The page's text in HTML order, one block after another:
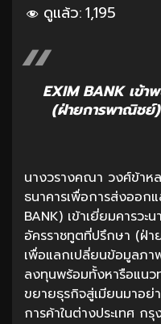
ดูแล้ว:1,195
EXIM BANK เข้า
(ฝ่ายการพาณิช
นางวรางคณา วงศ์ข้าห
ธนาคารเพื่อการส่งออกแ
BANK) เข้าเยี่ยมคารว
อัครราชทูตที่ปรึกษา (
เพื่อแลกเปลี่ยนข้อมูลภา
ลงทุนพร้อมทั้งหารือแนว
ขยายธุรกิจสู่เมียนมาอ
การค้าในต่างประเทศ ก